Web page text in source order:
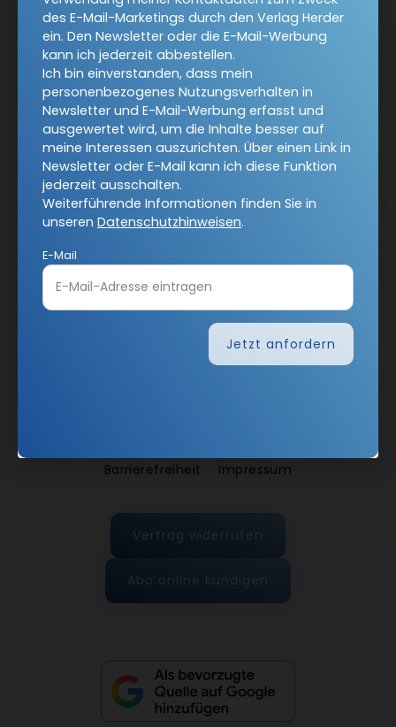
Werbung kann ich jederzeit abbestellen.
Ich bin einverstanden, dass mein personenbezogenes
Nutzungsverhalten in Newsletter und E-Mail-Werbung
erfasst und ausgewertet wird, um die Inhalte besser auf
meine Interessen auszurichten. Über einen Link in
Newsletter oder E-Mail kann ich diese Funktion jederzeit
ausschalten.
Weiterführende Informationen finden Sie in unseren
Datenschutzhinweisen.
E-Mail
Barrierefreiheit
Impressum
Vertrag widerrufen
Abo online kündigen
des E-Mail-Marketings durch den Verlag Herder
ein. Den Newsletter oder die E-Mail-Werbung
kann ich jederzeit abbestellen.
Ich bin einverstanden, dass mein
personenbezogenes Nutzungsverhalten in
Newsletter und E-Mail-Werbung erfasst und
ausgewertet wird, um die Inhalte besser auf
meine Interessen auszurichten. Über einen Link in
Newsletter oder E-Mail kann ich diese Funktion
jederzeit ausschalten.
Weiterführende Informationen finden Sie in
unseren Datenschutzhinweisen.
E-Mail
Jetzt anfordern